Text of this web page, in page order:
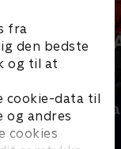
fra
den bedste
og til at
cookie-data til
og andres
cookies
Nyheder